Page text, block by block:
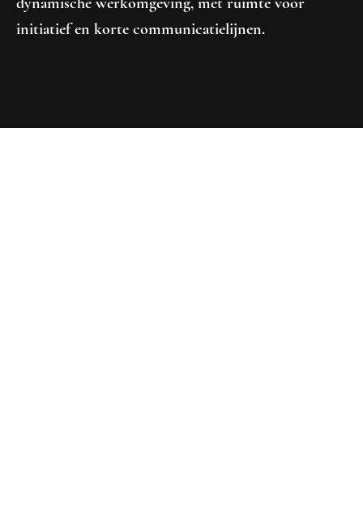
dynamische werkomgeving, met ruimte voor
initiatief en korte communicatielijnen.